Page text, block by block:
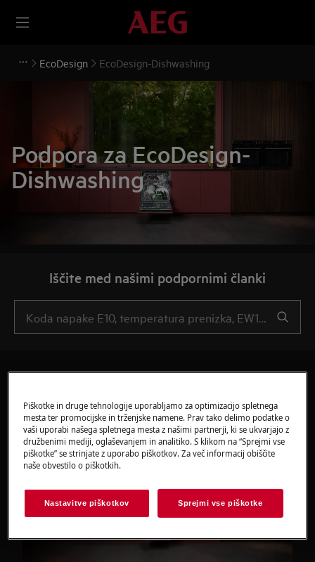
EcoDesign EcoDesign-Dishwashing
Podpora za EcoDesign-
Dishwashing
Iščite med našimi podpornimi članki
Piškotke in druge tehnologije uporabljamo za optimizacijo spletnega
mesta ter promocijske in trženjske namene. Prav tako delimo podatke o
vaši uporabi našega spletnega mesta z našimi partnerji, ki se ukvarjajo z
družbenimi mediji, oglaševanjem in analitiko. S klikom na “Sprejmi vse
piškotke” se strinjate z uporabo piškotkov. Za več informacij obiščite
naše obvestilo o piškotkih.
Nastavitve piškotkov Sprejmi vse piškotke